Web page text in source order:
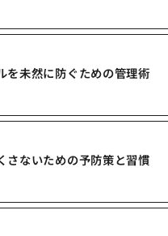
を未然に防ぐための管理術
さないための予防策と習慣